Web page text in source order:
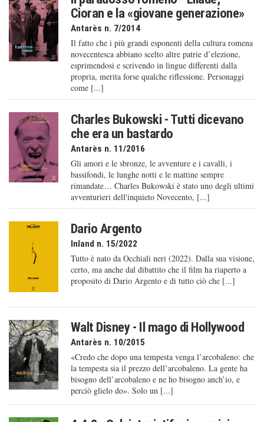
Cioran e la «giovane generazione»
Antarès n. 7/2014
Il fatto che i più grandi esponenti della cultura romena
novecentesca abbiano scelto altre patrie d’elezione,
esprimendosi e scrivendo in lingue differenti dalla
propria, merita forse qualche riflessione. Personaggi
come [...]
Charles Bukowski - Tutti dicevano
che era un bastardo
Antarès n. 11/2016
Gli amori e le sbronze, le avventure e i cavalli, i
bassifondi, le lunghe notti e le mattine sempre
rimandate… Charles Bukowski è stato uno degli ultimi
avventurieri dell'inquieto Novecento, [...]
Dario Argento
Inland n. 15/2022
Tutto è nato da Occhiali neri (2022). Dalla sua visione,
certo, ma anche dal dibattito che il film ha riaperto a
proposito di Dario Argento e di tutto ciò che [...]
Walt Disney - Il mago di Hollywood
Antarès n. 10/2015
«Credo che dopo una tempesta venga l’arcobaleno: che
la tempesta sia il prezzo dell’arcobaleno. La gente ha
bisogno dell’arcobaleno e ne ho bisogno anch’io, e
perciò glielo do». Solo un [...]